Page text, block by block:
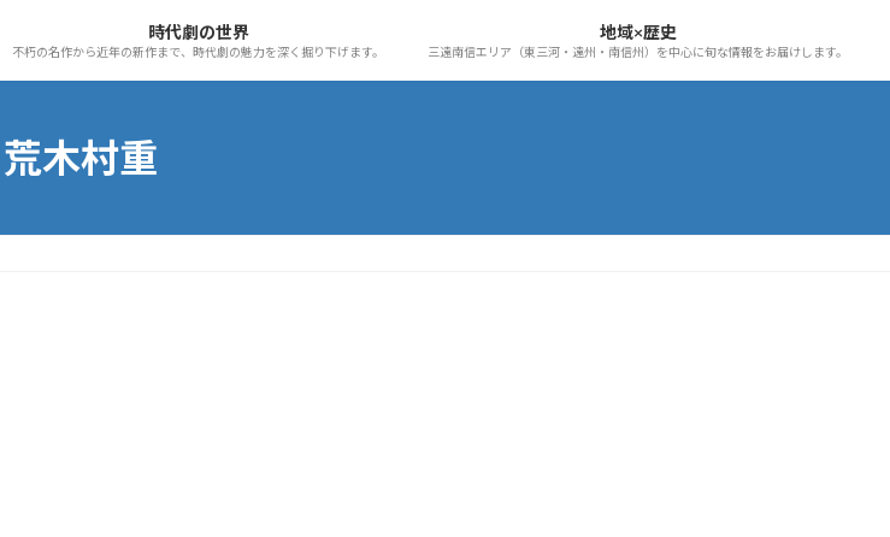
時代劇の世界
不朽の名作から近年の新作まで、時代劇の魅力を深く掘り下げます。
地域×歴史
三遠南信エリア（東三河・遠州・南信州）を中心に旬な情報をお届けします。
荒木村重